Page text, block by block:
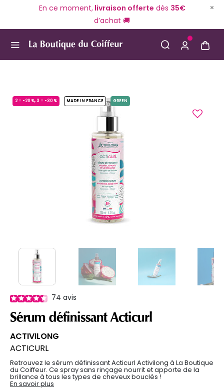
En ce moment,livraison offerte dès 35€
d’achat 🚚
2 = -20 %, 3 = -30 % MADE IN FRANCE GREEN
74 avis
Sérum définissant Acticurl
ACTIVILONG
ACTICURL
Retrouvez le sérum définissant Acticurl Activilong à La Boutique
du Coiffeur. Ce spray sans rinçage nourrit et apporte de la
brillance à tous les types de cheveux bouclés !
En savoir plus